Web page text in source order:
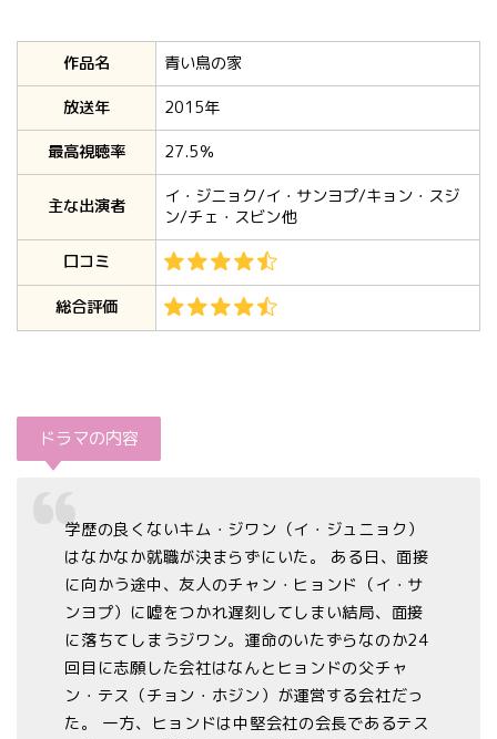
作品名
青い鳥の家
放送年
2015年
最高視聴率
27.5％
主な出演者
イ・ジニョク/イ・サンヨプ/キョン・スジ
ン/チェ・スビン他
口コミ
総合評価
ドラマの内容
学歴の良くないキム・ジワン（イ・ジュニョク）
はなかなか就職が決まらずにいた。 ある日、面接
に向かう途中、友人のチャン・ヒョンド（イ・サ
ンヨプ）に嘘をつかれ遅刻してしまい結局、面接
に落ちてしまうジワン。運命のいたずらなのか24
回目に志願した会社はなんとヒョンドの父チャ
ン・テス（チョン・ホジン）が運営する会社だっ
た。 一方、ヒョンドは中堅会社の会長であるテス